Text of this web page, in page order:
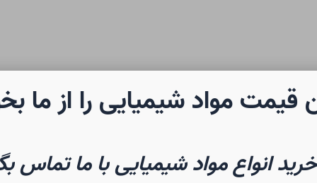
شیمی صفحه نخست
قیمت مواد شیمیایی را از ما
انواع مواد شیمیایی با ما تماس